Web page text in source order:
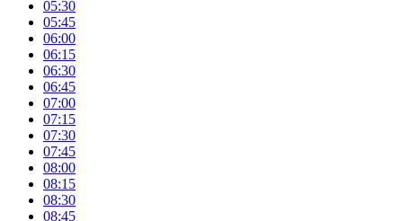
05:30
05:45
06:00
06:15
06:30
06:45
07:00
07:15
07:30
07:45
08:00
08:15
08:30
08:45